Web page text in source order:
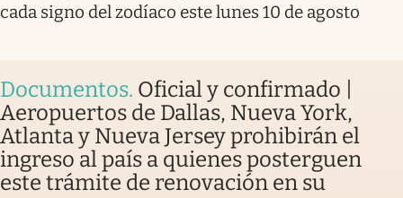
cada signo del zodíaco este lunes 10 de agosto
Documentos. Oficial y confirmado |
Aeropuertos de Dallas, Nueva York,
Atlanta y Nueva Jersey prohibirán el
ingreso al país a quienes posterguen
este trámite de renovación en su